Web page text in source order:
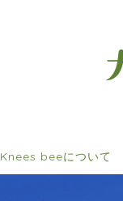
Knees beeについて